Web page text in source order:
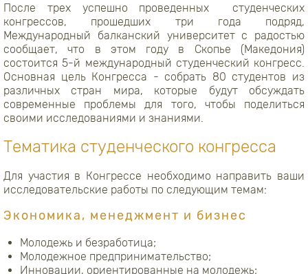
После трех успешно проведенных
студенческих
конгрессов, прошедших три года подряд,
Международный балканский университет с радостью
сообщает, что в этом году в Скопье (Македония)
состоится 5-й международный студенческий конгресс.
Основная цель Конгресса - собрать 80 студентов из
различных стран мира, которые будут обсуждать
современные проблемы для того, чтобы поделиться
своими исследованиями и знаниями.
Тематика студенческого конгресса
Для участия в Конгрессе необходимо направить ваши
исследовательские работы по следующим темам:
Экономика, менеджмент и бизнес
Молодежь и безработица;
Молодежное предпринимательство;
Инновации, ориентированные на молодежь;